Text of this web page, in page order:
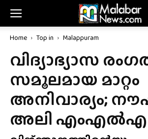
Home Top in Malappuram
വിദ്യാഭ്യാസ
സമൂലമായ മാറ്റം
അനിവാര്യം;
അലി എംഎൽഎ